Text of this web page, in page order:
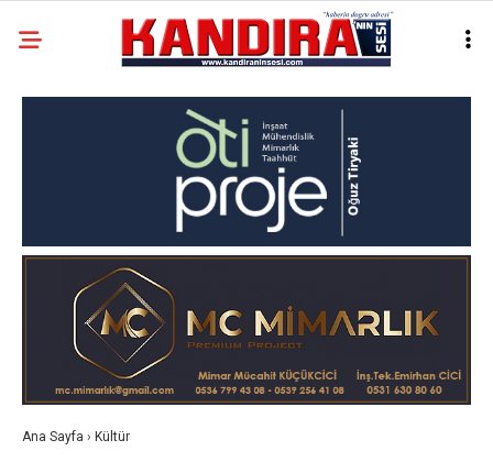
Ana Sayfa › Kültür